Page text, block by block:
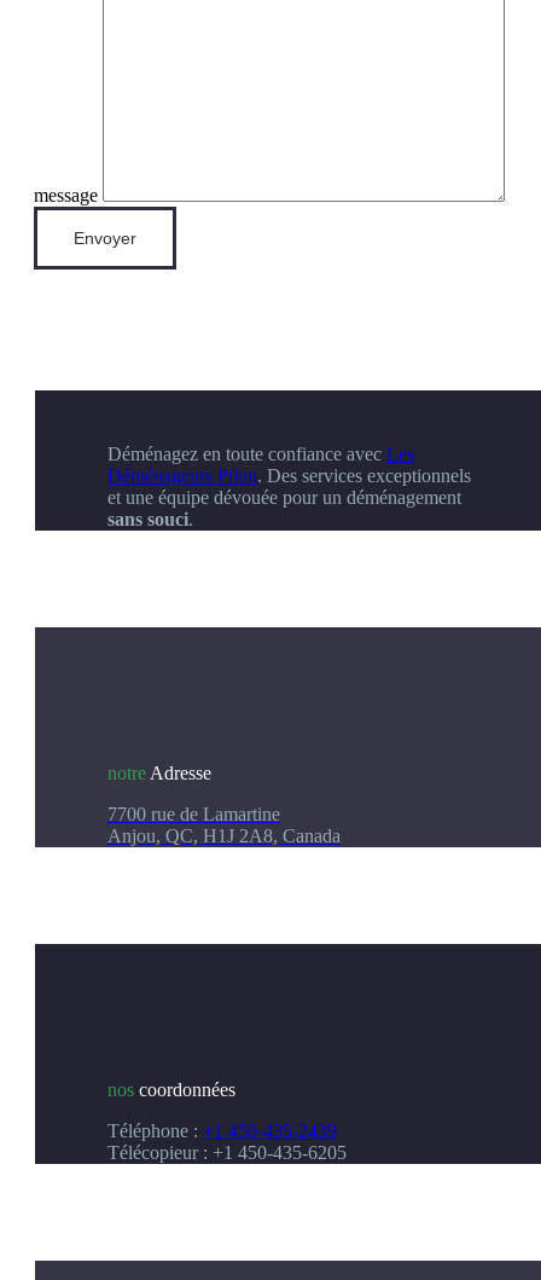
message
Déménagez en toute confiance avec Les
Déménageurs Pilon. Des services exceptionnels
et une équipe dévouée pour un déménagement
sans souci.
notreAdresse
7700 rue de Lamartine
Anjou, QC, H1J 2A8, Canada
nos coordonnées
Téléphone : +1 450-435-2439
Télécopieur : +1 450-435-6205